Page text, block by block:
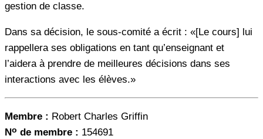
gestion de classe.
Dans sa décision, le sous-comité a écrit : «[Le cours] lui
rappellera ses obligations en tant qu’enseignant et
l’aidera à prendre de meilleures décisions dans ses
interactions avec les élèves.»
Membre : Robert Charles Griffin
No de membre : 154691